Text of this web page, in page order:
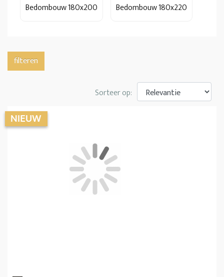
Bedombouw 180x200 Bedombouw 180x220
filteren
Sorteer op: